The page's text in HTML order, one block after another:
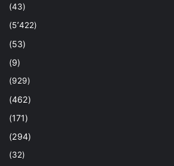
(43)
(5٬422)
(53)
(9)
(929)
(462)
(171)
(294)
(32)